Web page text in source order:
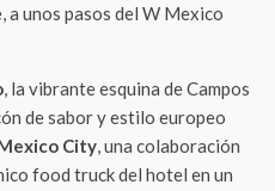
a unos pasos del W Mexico
, la vibrante esquina de Campos
de sabor y estilo europeo
City, una colaboración
food truck del hotel en un